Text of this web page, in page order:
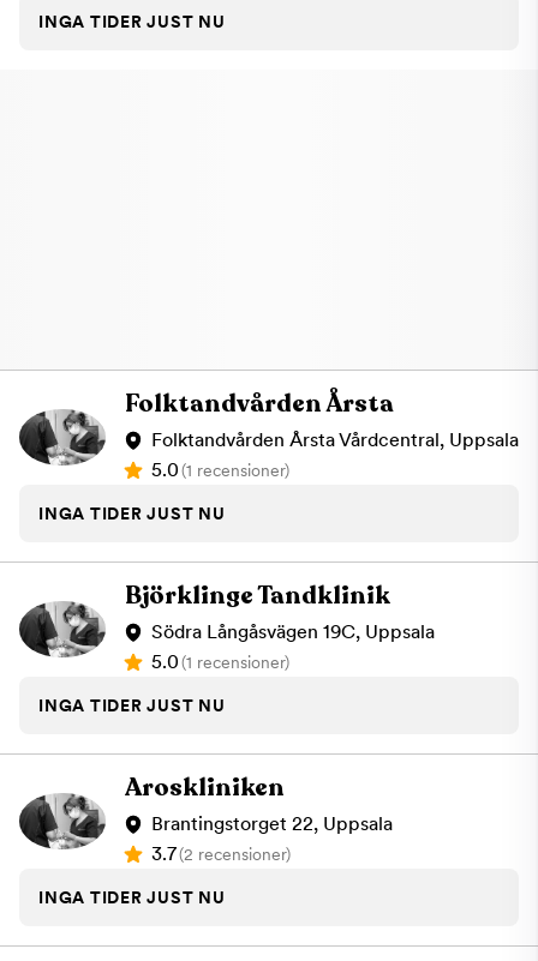
INGA TIDER JUST NU
Folktandvården Årsta
Folktandvården Årsta Vårdcentral, Uppsala
5.0(1 recensioner)
INGA TIDER JUST NU
Björklinge Tandklinik
Södra Långåsvägen 19C, Uppsala
5.0(1 recensioner)
INGA TIDER JUST NU
Aroskliniken
Brantingstorget 22, Uppsala
3.7(2 recensioner)
INGA TIDER JUST NU